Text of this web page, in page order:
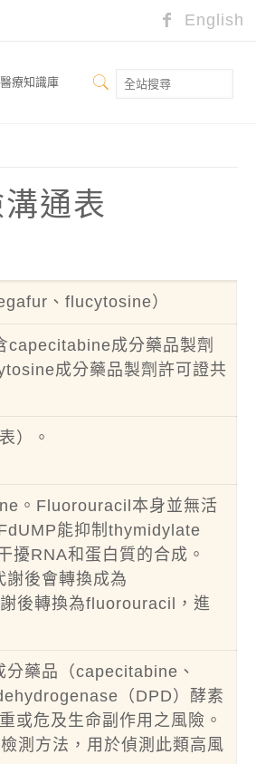
English
療知識庫
通表
、flucytosine）
capecitabine成分藥品製劑
成分藥品製劑許可證共
）。
。Fluorouracil本身並無活
能抑制thymidylate
擾RNA和蛋白質的合成。
後會轉換成為
後轉換為fluorouracil，進
藥品（capecitabine、
（DPD）酵素
或危及生命副作用之風險。
測方法，用於偵測此類高風